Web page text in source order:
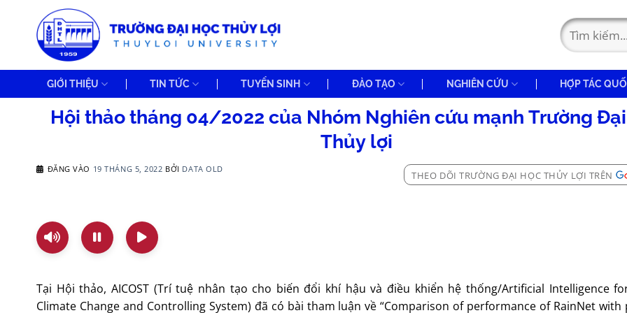
GIỚI THIỆU TIN TỨC TUYỂN SINH ĐÀO TẠO NGHIÊN CỨU HỢP TÁC
Hội thảo tháng 04/2022 của Nhóm Nghiên cứu mạnh Trường
Thủy lợi
ĐĂNG VÀO 19 THÁNG 5, 2022 BỞI DATA OLD
THEO DÕI TRƯỜNG ĐẠI HỌC THỦY LỢI TRÊN
Tại Hội thảo, AICOST (Trí tuệ nhân tạo cho biến đổi khí hậu và điều khiển hệ thống/Artificial Intelligence
Climate Change and Controlling System) đã có bài tham luận về “Comparison of performance of RainNet with